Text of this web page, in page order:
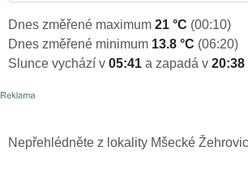
Dnes změřené maximum 21 °C (00:10)
Dnes změřené minimum 13.8 °C (06:20)
Slunce vychází v 05:41 a zapadá v 20:38
Nepřehlédněte z lokality Mšecké